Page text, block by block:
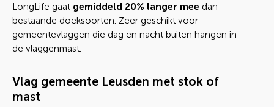
LongLife gaat gemiddeld 20% langer mee dan
bestaande doeksoorten. Zeer geschikt voor
gemeentevlaggen die dag en nacht buiten hangen in
de vlaggenmast.
Vlag gemeente Leusden met stok of
mast